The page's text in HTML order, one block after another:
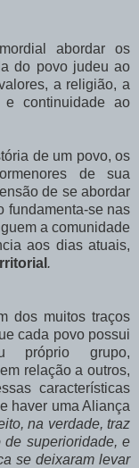
abordar os
do povo judeu ao
a religião, a
e continuidade ao
de um povo, os
de sua
de se abordar
fundamenta-se nas
a comunidade
aos dias atuais,
.
dos muitos traços
cada povo possui
próprio grupo,
relação a outros,
características
haver uma Aliança
na verdade, traz
superioridade, e
se deixaram levar